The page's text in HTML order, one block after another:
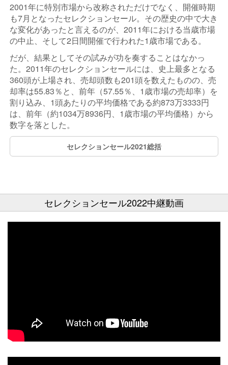
2001年に特別市場から改称されただけでなく、開催時期
も7月となったセレクションセール。その歴史の中で大き
な変化があったと言えるのが、2011年における当歳市場
の中止、そして2日間開催で行われた1歳市場である。
だが、結果としてその試みが功を奏することはなかっ
た。2011年のセレクションセールには、史上最多となる
360頭が上場され、売却頭数も201頭を数えたものの、売
却率は55.83％と、前年（57.55％、1歳市場の売却率）を
割り込み、1頭あたりの平均価格である約873万3333円
は、前年（約1034万8936円、1歳市場の平均価格）から
数字を落とした。
セレクションセール2021総括
セレクションセール2022中継動画